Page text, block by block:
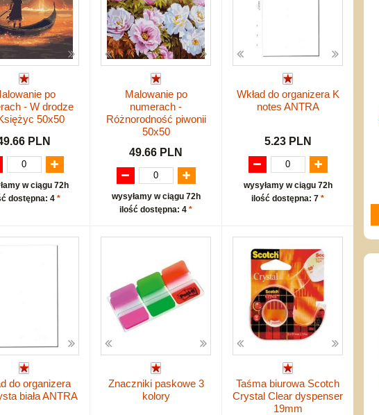
po
- W drodze
50x50
PLN
w ciągu 72h
dostępna: 4 *
Malowanie po
numerach -
Różnorodność piwonii
50x50
49.66 PLN
wysyłamy w ciągu 72h
ilość dostępna: 4 *
Wkład do organizera K
notes ANTRA
5.23 PLN
wysyłamy w ciągu 72h
ilość dostępna: 7 *
do organizera
biała ANTRA
Znaczniki paskowe 3
kolory
Taśma biurowa Scotch
Crystal Clear dyspenser
19mm